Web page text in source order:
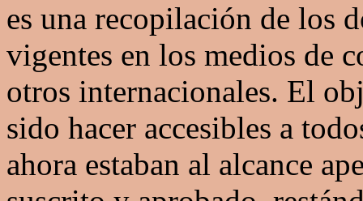
es una recopilación de los
vigentes en los medios de
otros internacionales. El
sido hacer accesibles a
ahora estaban al alcance